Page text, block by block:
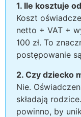
1. Ile kosztuje
Koszt
netto + VAT +
100 zł. To
postępowanie
2. Czy dziecko
Nie.
składają
powinno, by